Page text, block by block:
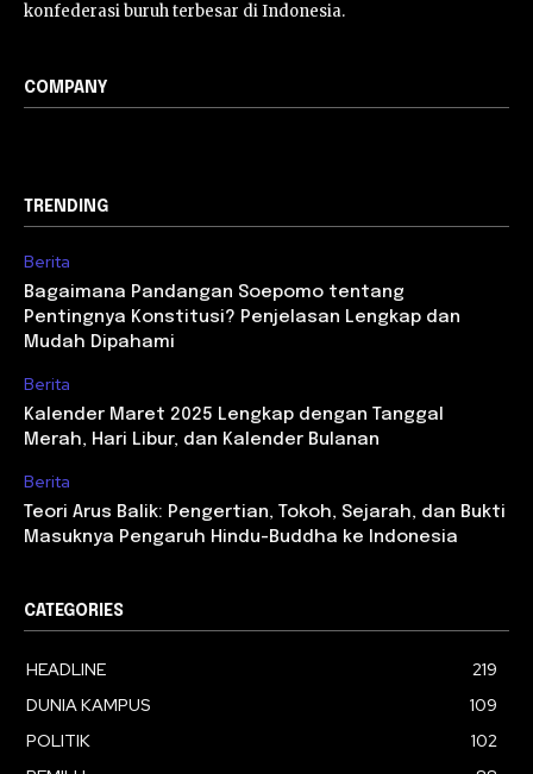
konfederasi buruh terbesar di Indonesia.
COMPANY
TRENDING
Berita
Bagaimana Pandangan Soepomo tentang
Pentingnya Konstitusi? Penjelasan Lengkap dan
Mudah Dipahami
Berita
Kalender Maret 2025 Lengkap dengan Tanggal
Merah, Hari Libur, dan Kalender Bulanan
Berita
Teori Arus Balik: Pengertian, Tokoh, Sejarah, dan Bukti
Masuknya Pengaruh Hindu-Buddha ke Indonesia
CATEGORIES
HEADLINE
219
DUNIA KAMPUS
109
POLITIK
102